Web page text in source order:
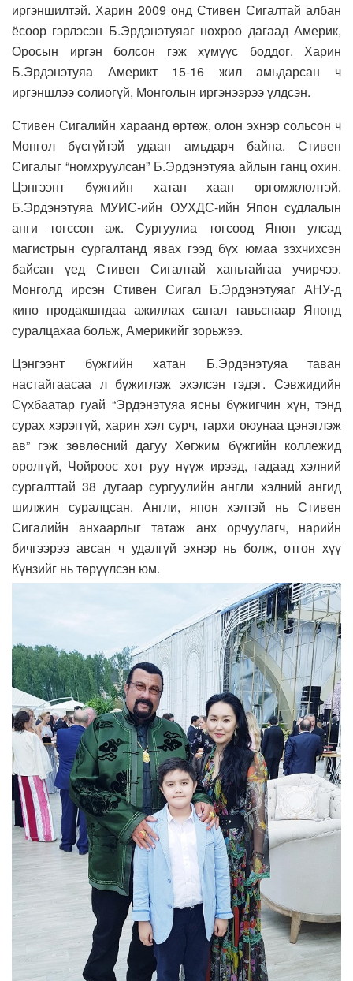
иргэншилтэй. Харин 2009 онд Стивен Сигалтай албан
ёсоор гэрлэсэн Б.Эрдэнэтуяаг нөхрөө дагаад Америк,
Оросын иргэн болсон гэж хүмүүс боддог. Харин
Б.Эрдэнэтуяа Америкт 15-16 жил амьдарсан ч
иргэншлээ солиогүй, Монголын иргэнээрээ үлдсэн.
Стивен Сигалийн хараанд өртөж, олон эхнэр сольсон ч
Монгол бүсгүйтэй удаан амьдарч байна. Стивен
Сигалыг “номхруулсан” Б.Эрдэнэтуяа айлын ганц охин.
Цэнгээнт бүжгийн хатан хаан өргөмжлөлтэй.
Б.Эрдэнэтуяа МУИС-ийн ОУХДС-ийн Япон судлалын
анги төгссөн аж. Сургуулиа төгсөөд Япон улсад
магистрын сургалтанд явах гээд бүх юмаа зэхчихсэн
байсан үед Стивен Сигалтай ханьтайгаа учирчээ.
Монголд ирсэн Стивен Сигал Б.Эрдэнэтуяаг АНУ-д
кино продакшндаа ажиллах санал тавьснаар Японд
суралцахаа больж, Америкийг зорьжээ.
Цэнгээнт бүжгийн хатан Б.Эрдэнэтуяа таван
настайгаасаа л бүжиглэж эхэлсэн гэдэг. Сэвжидийн
Сүхбаатар гуай “Эрдэнэтуяа ясны бүжигчин хүн, тэнд
сурах хэрэггүй, харин хэл сурч, тархи оюунаа цэнэглэж
ав” гэж зөвлөсний дагуу Хөгжим бүжгийн коллежид
оролгүй, Чойроос хот руу нүүж ирээд, гадаад хэлний
сургалттай 38 дугаар сургуулийн англи хэлний ангид
шилжин суралцсан. Англи, япон хэлтэй нь Стивен
Сигалийн анхаарлыг татаж анх орчуулагч, нарийн
бичгээрээ авсан ч удалгүй эхнэр нь болж, отгон хүү
Күнзийг нь төрүүлсэн юм.